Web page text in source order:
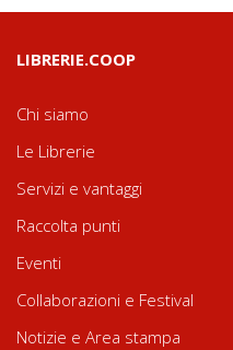
LIBRERIE.COOP
Chi siamo
Le Librerie
Servizi e vantaggi
Raccolta punti
Eventi
Collaborazioni e Festival
Notizie e Area stampa